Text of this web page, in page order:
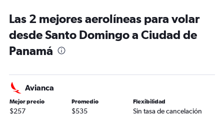
Las 2 mejores aerolíneas para volar
desde Santo Domingo a Ciudad de
Panamá
Avianca
Mejor precio
$257
Promedio
$535
Flexibilidad
Sin tasa de cancelación